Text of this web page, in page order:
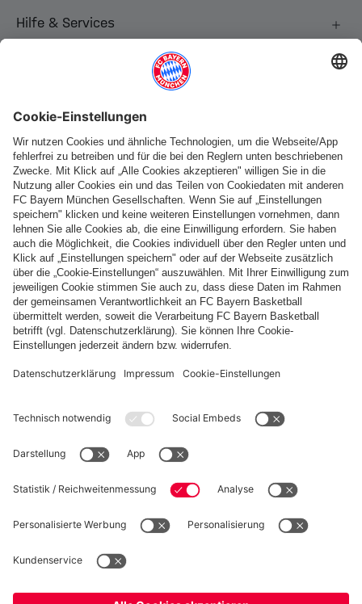
Hilfe & Services
Folge uns
Zahlung & Lieferung
FC Bayern Store App
WIDERRUF
Datenschutz
Cookie Details
Preise inklusive MwSt. und zzgl. Versandkosten
Ja,Deutschland, um dorthin zu liefern!